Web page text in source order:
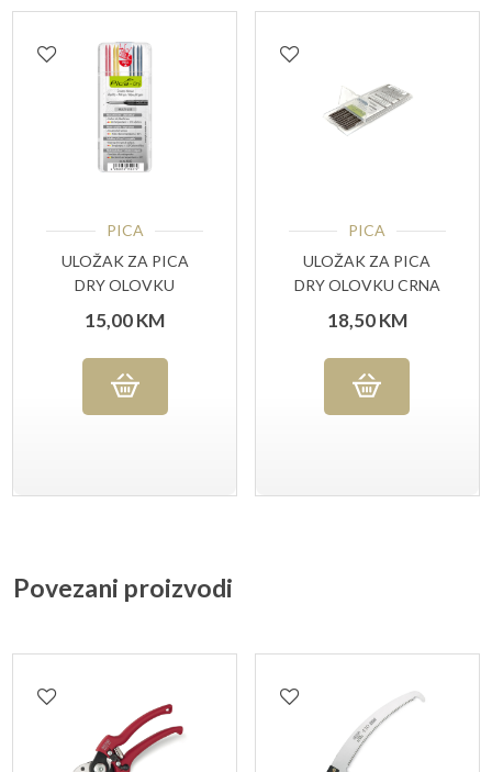
PICA
ULOŽAK ZA PICA
DRY OLOVKU
(RAZNE BOJE)
15,00KM
PICA
ULOŽAK ZA PICA
DRY OLOVKU CRNA
18,50KM
Povezani proizvodi